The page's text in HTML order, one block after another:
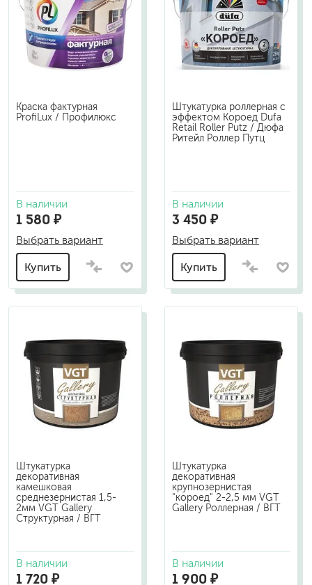
Краска фактурная
ProfiLux / Профилюкс
В наличии
1 580 ₽
Выбрать вариант
Купить
Штукатурка роллерная с
эффектом Короед Dufa
Retail Roller Putz / Дюфа
Ритейл Роллер Путц
В наличии
3 450 ₽
Выбрать вариант
Купить
Штукатурка
декоративная
камешковая
среднезернистая 1,5-
2мм VGT Gallery
Структурная / ВГТ
В наличии
1 720 ₽
Штукатурка
декоративная
крупнозернистая
"короед" 2-2,5 мм VGT
Gallery Роллерная / ВГТ
В наличии
1 900 ₽